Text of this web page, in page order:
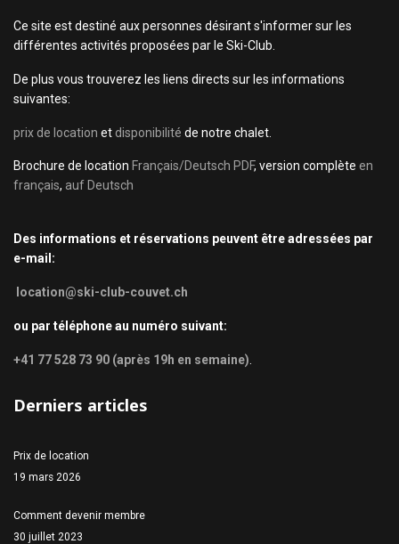
Ce site est destiné aux personnes désirant s'informer sur les
différentes activités proposées par le Ski-Club.
De plus vous trouverez les liens directs sur les informations
suivantes:
prix de location et disponibilité de notre chalet.
Brochure de location Français/Deutsch PDF, version complète en
français, auf Deutsch
Des informations et réservations peuvent être adressées par
e-mail:
location@ski-club-couvet.ch
ou par téléphone au numéro suivant:
+41 77 528 73 90 (après 19h en semaine)
Derniers articles
Prix de location
19 mars 2026
Comment devenir membre
30 juillet 2023